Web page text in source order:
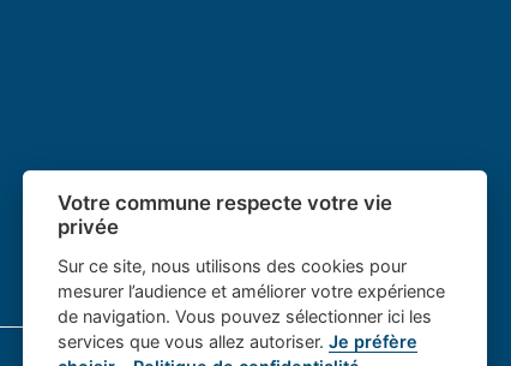
Votre commune respecte votre vie
privée
Sur ce site, nous utilisons des cookies pour
mesurer l’audience et améliorer votre expérience
de navigation. Vous pouvez sélectionner ici les
services que vous allez autoriser. Je préfère